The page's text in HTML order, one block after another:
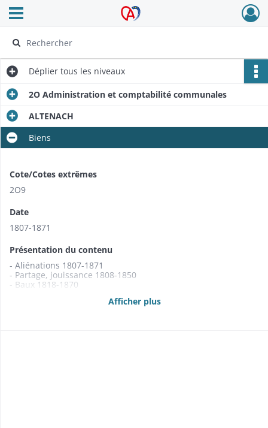
Archives Alsace - Colmar
Ouvrir le menu déroulant
Déplier tous les niveaux
2O Administration et comptabilité communales
ALTENACH
Biens
Cote/Cotes extrêmes
2O9
Date
1807-1871
Présentation du contenu
- Aliénations 1807-1871
- Partage, jouissance 1808-1850
- Baux 1818-1870
1864); de bois provenant du pont sur la Largue (1865) 1860-
Afficher plus